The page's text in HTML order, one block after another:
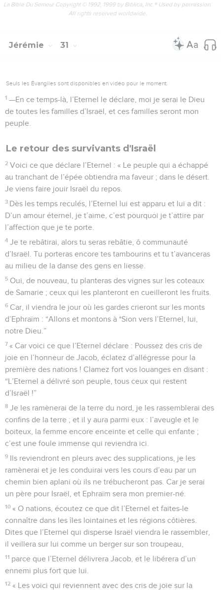
La Bible Du Semeur Copyright © 1992, 1999 by Biblica, Inc.® Used by permission.
All rights reserved worldwide.
Jérémie 31
Seuls les Évangiles sont disponibles en vidéo pour le moment.
1 —En ce temps-là, l’Eternel le déclare, moi je serai le Dieu
de toutes les familles d’Israël, et ces familles seront mon
peuple.
Le retour des survivants d'Israël
2 Voici ce que déclare l’Eternel : « Le peuple qui a échappé
au tranchant de l’épée obtiendra ma faveur ; dans le désert.
Je viens faire jouir Israël du repos.
3 Dès les temps reculés, l’Eternel lui est apparu et lui a dit :
D’un amour éternel, je t’aime, c’est pourquoi je t’attire par
l’affection que je te porte.
4 Je te rebâtirai, alors tu seras rebâtie, ô communauté
d’Israël. Tu porteras encore tes tambourins et tu t’avanceras
au milieu de la danse des gens en liesse.
5 Oui, de nouveau, tu planteras des vignes sur les coteaux
de Samarie ; ceux qui les planteront en cueilleront les fruits.
6 Car, il viendra le jour où les gardes crieront sur les monts
d’Ephraïm : “Allons et montons à *Sion vers l’Eternel, lui,
notre Dieu.”
7 « Car voici ce que l’Eternel déclare : Poussez des cris de
joie en l’honneur de Jacob, éclatez d’allégresse pour la
première des nations ! Clamez fort vos louanges en disant :
“L’Eternel a délivré son peuple, tous ceux qui restent
d’Israël !”
8 Je les ramènerai de la terre du nord, je les rassemblerai des
confins de la terre ; et il y aura parmi eux : l’aveugle et le
boiteux, la femme encore enceinte et celle qui enfante ;
c’est une foule immense qui reviendra ici.
9 Ils reviendront en pleurs avec des supplications, je les
ramènerai et je les conduirai vers les cours d’eau par un
chemin bien aplani où ils ne trébucheront pas. Car je serai
un père pour Israël, et Ephraïm sera mon premier-né.
10 « O nations, écoutez ce que dit l’Eternel et faites-le
connaître dans les îles lointaines et les régions côtières.
Dites que l’Eternel qui disperse Israël viendra le rassembler,
il veillera sur lui comme un berger sur son troupeau,
11 parce que l’Eternel délivrera Jacob, et le libérera d’un
ennemi plus fort que lui.
12 « Les voici qui reviennent avec des cris de joie sur la